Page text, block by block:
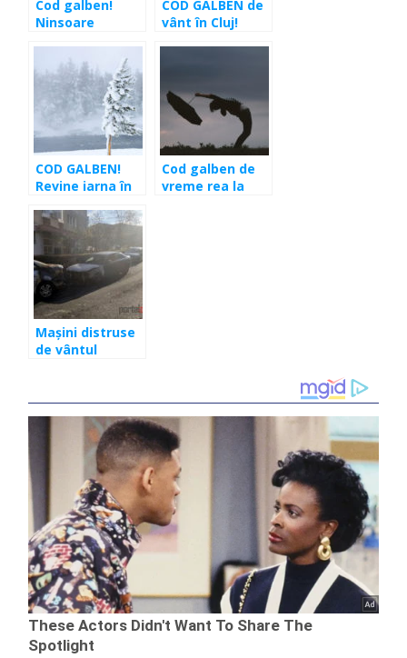
Cod galben!
Ninsoare
km/h în zona de
munte
COD GALBEN de
vânt în Cluj!
COD GALBEN!
Revine iarna în
vânt de 100
km/h
Cod galben de
vreme rea la
Mașini distruse
de vântul